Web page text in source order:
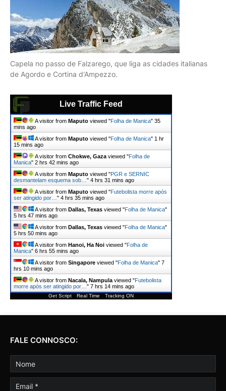
Capela no passo de Falzarego, que liga as cidades italianas
de Agordo e Cortina d'Ampezzo.
Live Traffic Feed
A visitor from Maputo viewed "Folha de Manica" 35
mins ago
A visitor from Maputo viewed "Folha de Manica" 1 hr
15 mins ago
A visitor from Chokwe, Gaza viewed "Folha de
Manica" 2 hrs 42 mins ago
A visitor from Maputo viewed "PGR e SERNIC
desmantelam esquema sob… " 4 hrs 31 mins ago
A visitor from Maputo viewed "Futebolista morre após
ser atingido por… " 4 hrs 35 mins ago
A visitor from Dallas, Texas viewed "Folha de Manica"
5 hrs 47 mins ago
A visitor from Dallas, Texas viewed "Folha de Manica"
5 hrs 50 mins ago
A visitor from Hanoi, Ha Noi viewed "Folha de
Manica" 6 hrs 55 mins ago
A visitor from Singapore viewed "Folha de Manica" 7
hrs 10 mins ago
A visitor from Nacala, Nampula viewed "Futebolista
morre após ser atingido por… " 7 hrs 14 mins ago
Get Script Real Time Tracking ON
FALE CONNOSCO: